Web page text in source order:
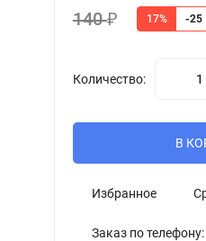
140₽ 17% -25
Количество:
В
Избранное
Заказ по телефону: